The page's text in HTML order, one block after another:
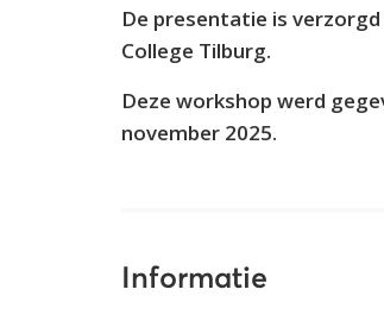
De presentatie is
College Tilburg.
Deze workshop werd
november 2025.
Informatie